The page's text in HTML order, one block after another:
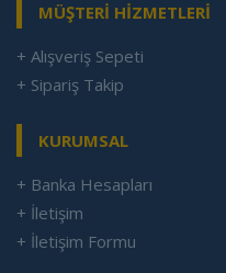
MÜŞTERİ HİZMETLERİ
+ Alışveriş Sepeti
+ Sipariş Takip
KURUMSAL
+ Banka Hesapları
+ İletişim
+ İletişim Formu